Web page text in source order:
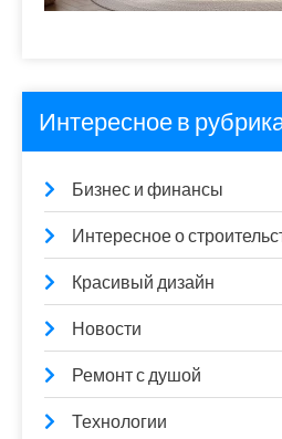
Интересное в
Бизнес и финансы
Интересное о
Красивый дизайн
Новости
Ремонт с душой
Технологии